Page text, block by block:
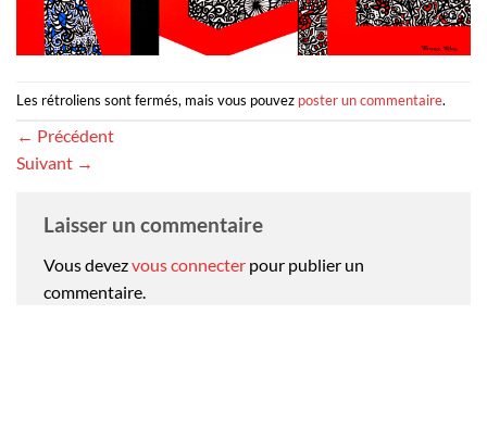
Les rétroliens sont fermés, mais vous pouvez poster un commentaire.
← Précédent
Suivant →
Laisser un commentaire
Vous devezvous connecter pour publier un
commentaire.